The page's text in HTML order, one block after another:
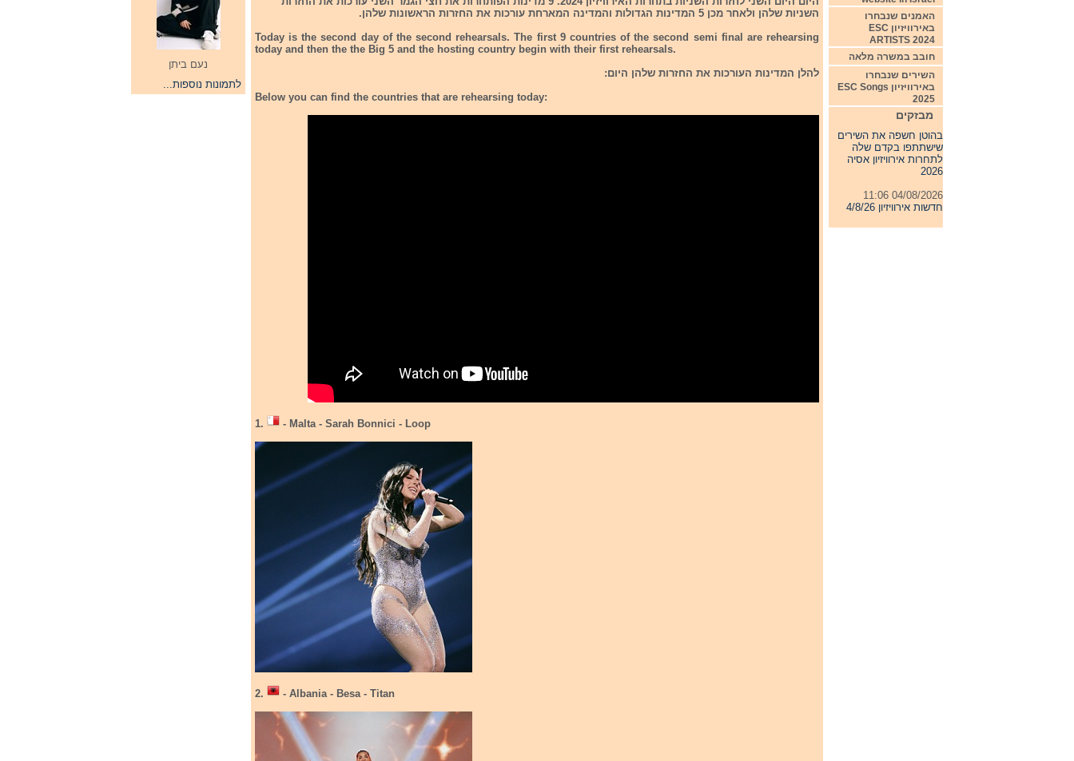
נעם ביתן
לתמונות נוספות...
השניות שלהן ולאחר מכן 5 המדינות הגדולות והמדינה המארחת עורכות את החזרות הראשונות שלהן.
Today is the second day of the second rehearsals. The first 9 countries of the second semi final are rehearsing
today and then the the Big 5 and the hosting country begin with their first rehearsals.
להלן המדינות העורכות את החזרות שלהן היום:
Below you can find the countries that are rehearsing today:
1. - Malta - Sarah Bonnici - Loop
2. - Albania - Besa - Titan
האמנים שנבחרו
באירוויזיון ESC
ARTISTS 2024
חובב במשרה מלאה
השירים שנבחרו
באירוויזיון ESC Songs
2025
מבזקים
07/08/2026 00:05
בהוטן חשפה את השירים
שישתתפו בקדם שלה
לתחרות אירוויזיון אסיה
2026
חדשות אירוויזיון 4/8/26
תחרות אירוויזיון 2027